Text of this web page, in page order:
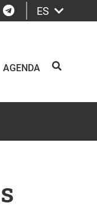
Telegram
ES
AGENDA BUSCAR